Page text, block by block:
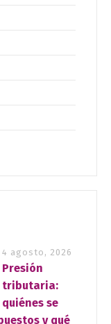
4 agosto, 2026
Presión
tributaria:
quiénes se
y qué